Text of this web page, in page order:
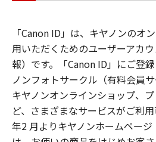
「Canon ID」は、キヤノンのオ
用いただくためのユーザーアカ
報）です。「Canon ID」にご登
ノンフォトサークル（有料会員サ
キヤノンオンラインショップ、
ど、さまざまなサービスがご利
年2 月よりキヤノンホームペー